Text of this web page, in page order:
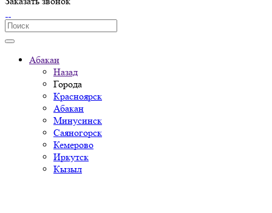
Абакан
Назад
Города
Красноярск
Абакан
Минусинск
Саяногорск
Кемерово
Иркутск
Кызыл